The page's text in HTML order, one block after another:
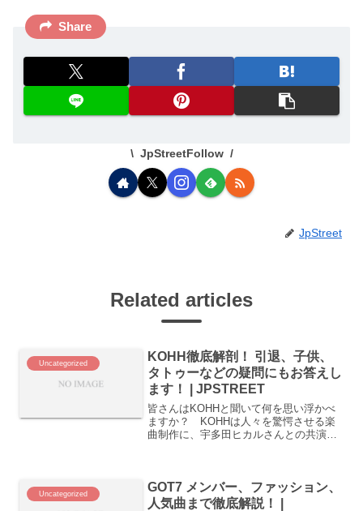
Share
JpStreetFollow
JpStreet
Related articles
Uncategorized
KOHH徹底解剖！ 引退、子供、
タトゥーなどの疑問にもお答えし
ます！ | JPSTREET
皆さんはKOHHと聞いて何を思い浮かべ
ますか？ KOHHは人々を驚愕させる楽
曲制作に、宇多田ヒカルさんとの共演、
ップクラスでしょう。...
Uncategorized
GOT7 メンバー、ファッション、
人気曲まで徹底解説！ |